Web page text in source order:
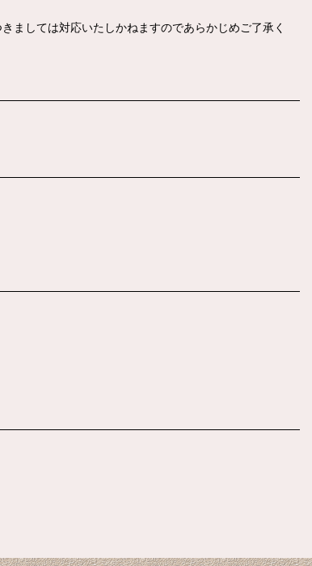
ましては対応いたしかねますのであらかじめご了承く